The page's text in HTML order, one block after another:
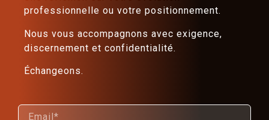
professionnelle ou votre positionnement.
Nous vous accompagnons avec exigence,
discernement et confidentialité.
Échangeons.